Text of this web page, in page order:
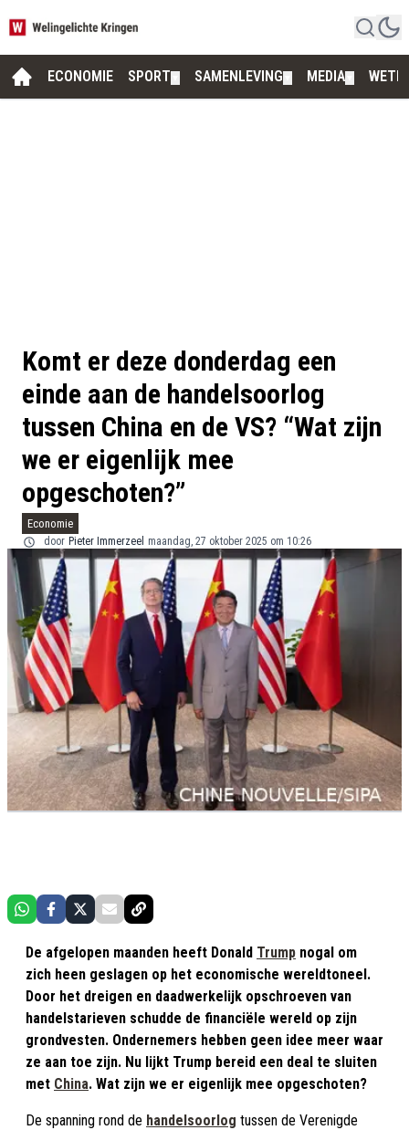
ECONOMIE SPORT SAMENLEVING MEDIA
Komt er deze donderdag een
einde aan de handelsoorlog
tussen China en de VS? “Wat zijn
we er eigenlijk mee
opgeschoten?”
Economie
door Pieter Immerzeel maandag, 27 oktober 2025 om 10:26
De afgelopen maanden heeft Donald Trump nogal om
zich heen geslagen op het economische wereldtoneel.
Door het dreigen en daadwerkelijk opschroeven van
handelstarieven schudde de financiële wereld op zijn
grondvesten. Ondernemers hebben geen idee meer waar
ze aan toe zijn. Nu lijkt Trump bereid een deal te sluiten
met China. Wat zijn we er eigenlijk mee opgeschoten?
De spanning rond de handelsoorlog tussen de Verenigde